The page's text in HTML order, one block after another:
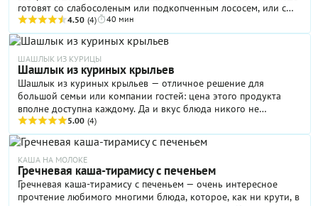
рекомендует к яйцу бенедикт с лососем добавить бокал
шампанского.
готовят со слабосоленым или подкопченным лососем, или с
беконом. Дмитрий Шуршаков, шеф-поваром ресторана
Cookers Gourmet Café, предлагает поджарить для яиц бенедикт
говяжий стейк, а декорировать блюдо красным луком,
маринованным с брусникой. Неизменным в этом блюде
остается яйцо-пашот и бессмертный голландский соус. Жаль,
что решиться на приготовление такого изысканного завтрака
можно только в воскресенье, и то не в каждое.
4.50 (4) 40 мин
ШАШЛЫК ИЗ КУРИЦЫ
Шашлык из куриных крыльев
Шашлык из куриных крыльев — отличное решение для
большой семьи или компании гостей: цена этого продукта
вполне доступна каждому. Да и вкус блюда никого не
разочарует! Как показывает практика, жареные куриные
крылышки «разлетаются» за считанные минуты, что не может
не радовать гостеприимных хозяев. Правда, этот момент
следует учитывать и иметь лишний килограмм «сырья» про
запас. Что особенно приятно, шашлык из куриных крыльев
можно готовить и дома, на сковороде-гриль, и на свежем
воздухе, на мангале.
5.00 (4)
КАША НА МОЛОКЕ
Гречневая каша-тирамису с печеньем
Гречневая каша-тирамису с печеньем — очень интересное
прочтение любимого многими блюда, которое, как ни крути, в